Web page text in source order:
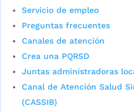
Servicio de empleo
Preguntas frecuentes
Canales de atención
Crea una PQRSD
Juntas administradoras
Canal de Atención Salud
(CASSIB)
Alcaldía de
Sede principal